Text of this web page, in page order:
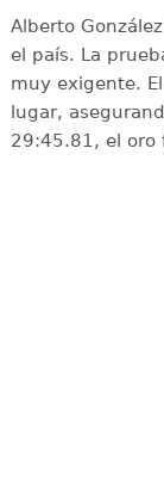
Alberto
el país. La
muy exigente.
lugar,
29:45.81, el oro